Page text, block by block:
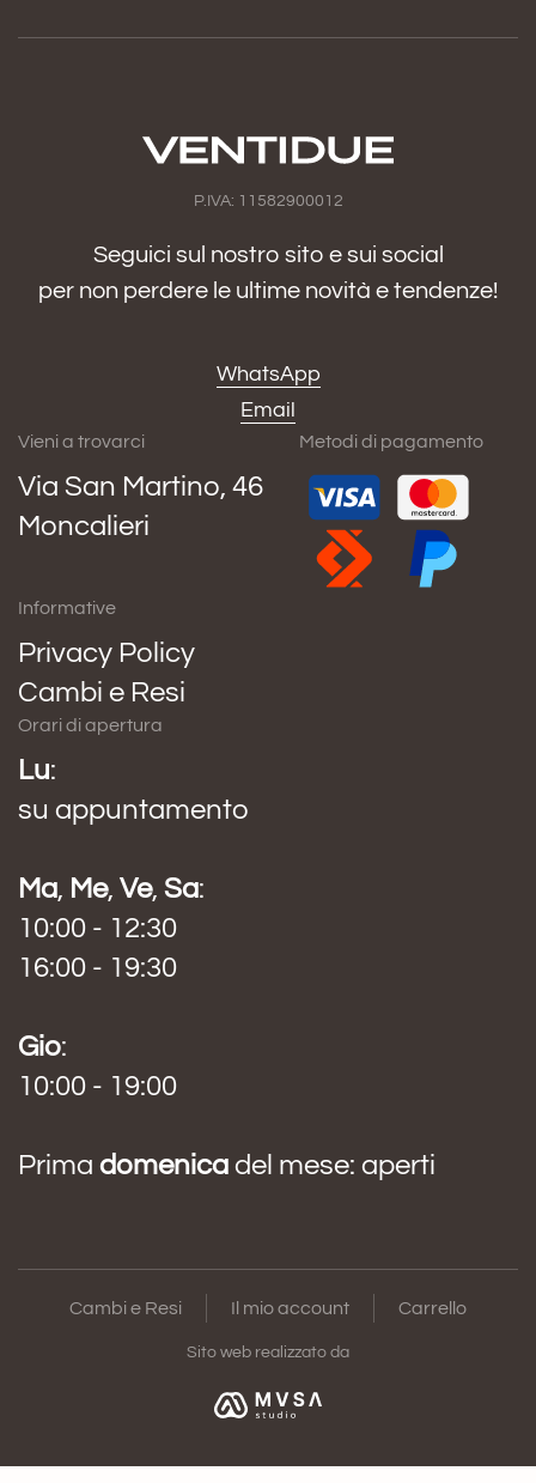
P.IVA: 11582900012
Seguici sul nostro sito e sui social
per non perdere le ultime novità e tendenze!
WhatsApp
Email
Vieni a trovarci
Via San Martino, 46
Moncalieri
Metodi di pagamento
Informative
Privacy Policy
Cambi e Resi
Orari di apertura
Lu:
su appuntamento
Ma, Me, Ve, Sa:
10:00 - 12:30
16:00 - 19:30
Gio:
10:00 - 19:00
Prima domenica del mese: aperti
Cambi e Resi Il mio account Carrello
Sito web realizzato da